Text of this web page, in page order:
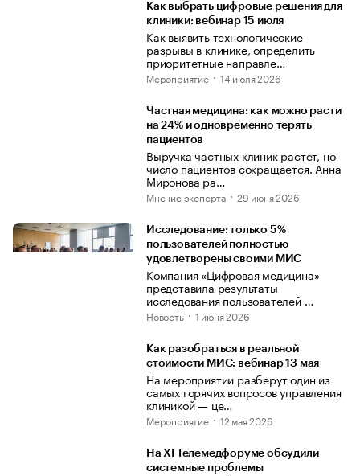
Как выбрать цифровые решения для
клиники: вебинар 15 июля
Как выявить технологические
разрывы в клинике, определить
приоритетные направле…
Мероприятие 14 июля 2026
Частная медицина: как можно расти
на 24% и одновременно терять
пациентов
Выручка частных клиник растет, но
число пациентов сокращается. Анна
Миронова ра…
Мнение эксперта 29 июня 2026
Исследование: только 5%
пользователей полностью
удовлетворены своими МИС
Компания «Цифровая медицина»
представила результаты
исследования пользователей …
Новость 1 июня 2026
Как разобраться в реальной
стоимости МИС: вебинар 13 мая
На мероприятии разберут один из
самых горячих вопросов управления
клиникой — це…
Мероприятие 12 мая 2026
На XI Телемедфоруме обсудили
системные проблемы